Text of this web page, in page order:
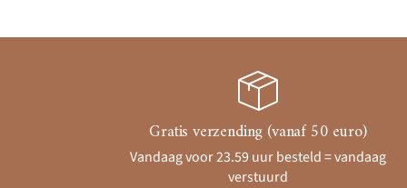
Gratis verzending (vanaf 50 euro)
Vandaag voor 23.59 uur besteld = vandaag
verstuurd